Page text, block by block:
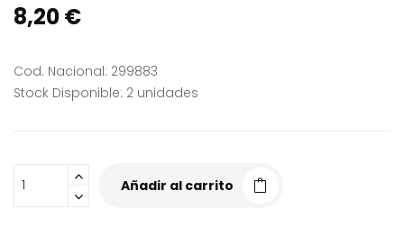
8,20 €
Cod. Nacional: 299883
Stock Disponible: 2 unidades
Añadir al carrito